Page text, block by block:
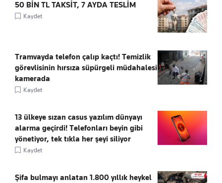
50 BİN TL TAKSİT, 7 AYDA TESLİM
Kaydet
Tramvayda telefon çalıp kaçtı! Temizlik
görevlisinin hırsıza süpürgeli müdahalesi
kamerada
Kaydet
13 ülkeye sızan casus yazılım dünyayı
alarma geçirdi! Telefonları beyin gibi
yönetiyor, tek tıkla her şeyi siliyor
Kaydet
Şifa bulmayı anlatan 1.800 yıllık heykel